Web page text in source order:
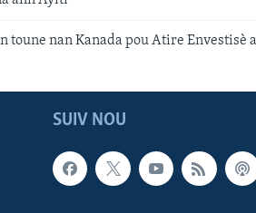
toune nan Kanada pou Atire Envestisè
SUIV NOU